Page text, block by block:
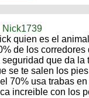
Nick1739
quien es el
de los
seguridad que da
se te salen los
70% usa trabas
increible con los